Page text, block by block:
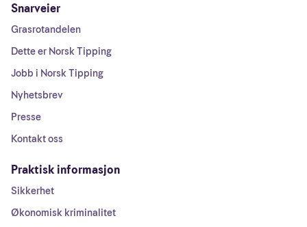
Snarveier
Grasrotandelen
Dette er Norsk Tipping
Jobb i Norsk Tipping
Nyhetsbrev
Presse
Kontakt oss
Praktisk informasjon
Sikkerhet
Økonomisk kriminalitet